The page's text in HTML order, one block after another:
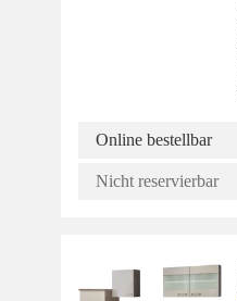
Online bestellbar
Nicht reservierbar